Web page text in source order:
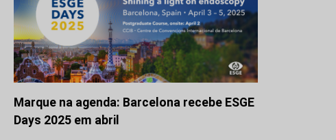
Marque na agenda: Barcelona recebe ESGE
Days 2025 em abril